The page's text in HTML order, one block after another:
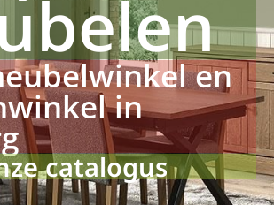
en
in
catalogus